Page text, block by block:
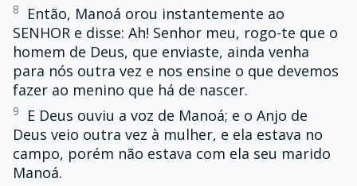
8
Então, Manoá orou instantemente ao
SENHOR e disse: Ah! Senhor meu, rogo-te que o
homem de Deus, que enviaste, ainda venha
para nós outra vez e nos ensine o que devemos
fazer ao menino que há de nascer.
9
E Deus ouviu a voz de Manoá; e o Anjo de
Deus veio outra vez à mulher, e ela estava no
campo, porém não estava com ela seu marido
Manoá.